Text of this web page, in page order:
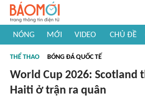
NÓNG MỚI VIDEO CHỦ ĐỀ
#Khám phá thế giới
THỂ THAO BÓNG ĐÁ QUỐC TẾ
World Cup 2026: Scotland
Haiti ở trận ra quân